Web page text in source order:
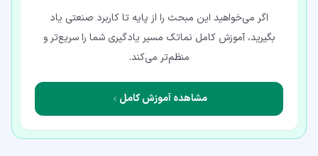
اگر می‌خواهید این مبحث را از پایه تا کاربرد صنعتی یاد
بگیرید، آموزش کامل نماتک مسیر یادگیری شما را سریع‌تر و
منظم‌تر می‌کند.
مشاهده آموزش کامل